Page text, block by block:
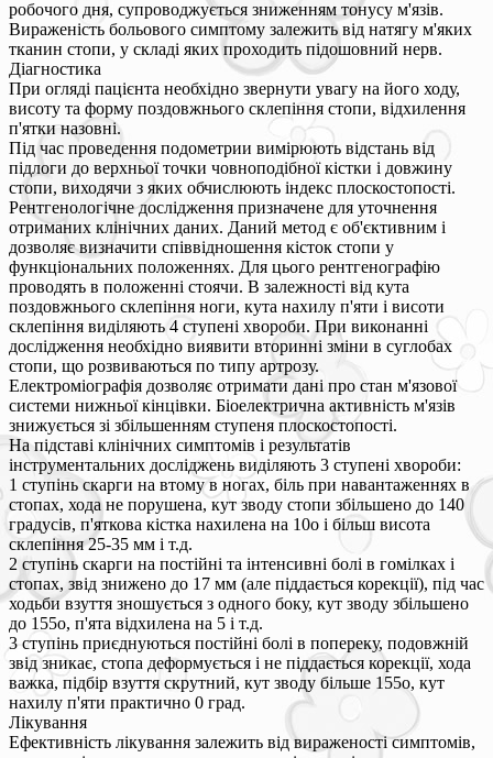
робочого дня, супроводжується зниженням тонусу м'язів.
Вираженість больового симптому залежить від натягу м'яких
тканин стопи, у складі яких проходить підошовний нерв.
Діагностика
При огляді пацієнта необхідно звернути увагу на його ходу,
висоту та форму поздовжнього склепіння стопи, відхилення
п'ятки назовні.
Під час проведення подометрии вимірюють відстань від
підлоги до верхньої точки човноподібної кістки і довжину
стопи, виходячи з яких обчислюють індекс плоскостопості.
Рентгенологічне дослідження призначене для уточнення
отриманих клінічних даних. Даний метод є об'єктивним і
дозволяє визначити співвідношення кісток стопи у
функціональних положеннях. Для цього рентгенографію
проводять в положенні стоячи. В залежності від кута
поздовжнього склепіння ноги, кута нахилу п'яти і висоти
склепіння виділяють 4 ступені хвороби. При виконанні
дослідження необхідно виявити вторинні зміни в суглобах
стопи, що розвиваються по типу артрозу.
Електроміографія дозволяє отримати дані про стан м'язової
системи нижньої кінцівки. Біоелектрична активність м'язів
знижується зі збільшенням ступеня плоскостопості.
На підставі клінічних симптомів і результатів
інструментальних досліджень виділяють 3 ступені хвороби:
1 ступінь скарги на втому в ногах, біль при навантаженнях в
стопах, хода не порушена, кут зводу стопи збільшено до 140
градусів, п'яткова кістка нахилена на 10о і більш висота
склепіння 25-35 мм і т.д.
2 ступінь скарги на постійні та інтенсивні болі в гомілках і
стопах, звід знижено до 17 мм (але піддається корекції), під час
ходьби взуття зношується з одного боку, кут зводу збільшено
до 155о, п'ята відхилена на 5 і т.д.
3 ступінь приєднуються постійні болі в попереку, подовжній
звід зникає, стопа деформується і не піддається корекції, хода
важка, підбір взуття скрутний, кут зводу більше 155о, кут
нахилу п'яти практично 0 град.
Лікування
Ефективність лікування залежить від вираженості симптомів,